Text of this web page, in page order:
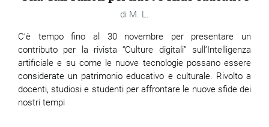
M. L.
C’è tempo fino al 30 novembre per presentare un
contributo per la rivista “Culture digitali” sull’Intelligenza
artificiale e su come le nuove tecnologie possano essere
considerate un patrimonio educativo e culturale. Rivolto a
docenti, studiosi e studenti per affrontare le nuove sfide dei
nostri tempi